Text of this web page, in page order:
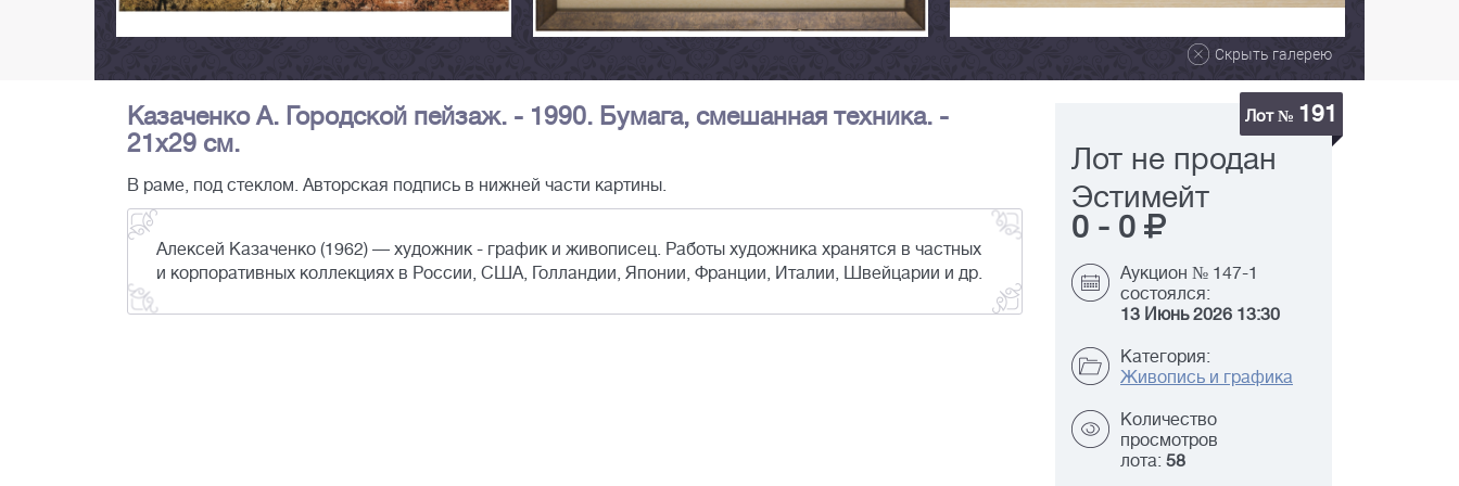
Скрыть галерею
Казаченко А. Городской пейзаж. - 1990. Бумага, смешанная техника. -
21х29 см.
В раме, под стеклом. Авторская подпись в нижней части картины.
Алексей Казаченко (1962) — художник - график и живописец. Работы художника хранятся в частных
и корпоративных коллекциях в России, США, Голландии, Японии, Франции, Италии, Швейцарии и др.
Лот № 191
Лот не продан
Эстимейт
0 - 0
Аукцион № 147-1
состоялся:
13 Июнь 2026 13:30
Категория:
Живопись и графика
Количество
просмотров
лота: 58